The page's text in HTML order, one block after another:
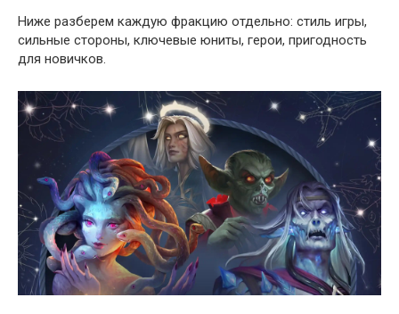
Ниже разберем каждую фракцию отдельно: стиль игры,
сильные стороны, ключевые юниты, герои, пригодность
для новичков.